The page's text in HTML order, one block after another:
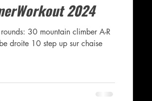
2024
30 mountain climber A-R
droite 10 step up sur chaise